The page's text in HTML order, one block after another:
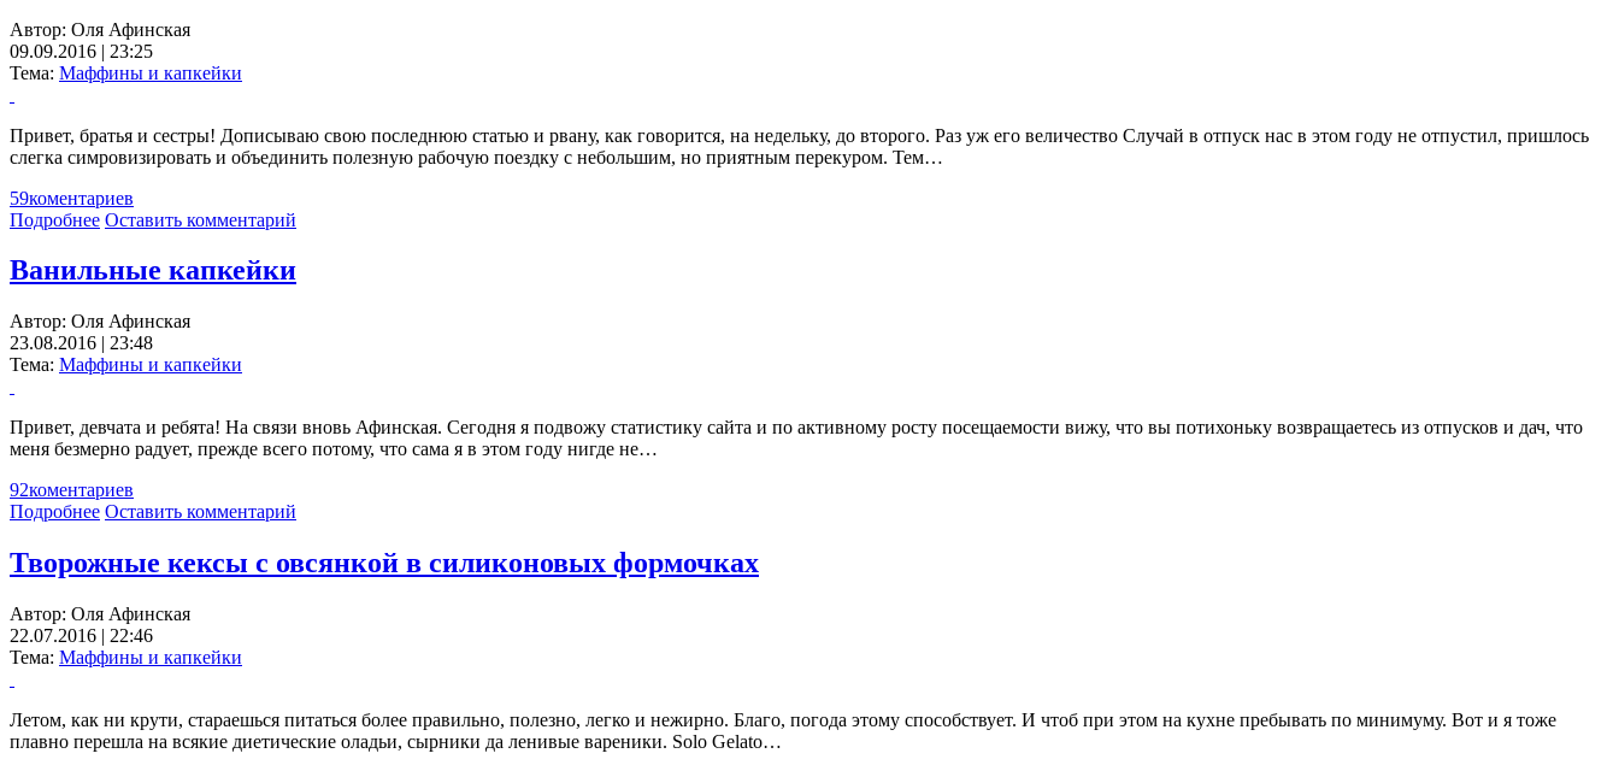
Автор: Оля Афинская
09.09.2016 | 23:25
Тема: Маффины и капкейки
Привет, братья и сестры! Дописываю свою последнюю статью и рвану, как говорится, на недельку, до второго. Раз уж его величество Случай в отпуск нас в этом году не отпустил, пришлось
слегка симровизировать и объединить полезную рабочую поездку с небольшим, но приятным перекуром. Тем…
59коментариев
Подробнее Оставить комментарий
Ванильные капкейки
Автор: Оля Афинская
23.08.2016 | 23:48
Тема: Маффины и капкейки
Привет, девчата и ребята! На связи вновь Афинская. Сегодня я подвожу статистику сайта и по активному росту посещаемости вижу, что вы потихоньку возвращаетесь из отпусков и дач, что
меня безмерно радует, прежде всего потому, что сама я в этом году нигде не…
92коментариев
Подробнее Оставить комментарий
Творожные кексы с овсянкой в силиконовых формочках
Автор: Оля Афинская
22.07.2016 | 22:46
Тема: Маффины и капкейки
Летом, как ни крути, стараешься питаться более правильно, полезно, легко и нежирно. Благо, погода этому способствует. И чтоб при этом на кухне пребывать по минимуму. Вот и я тоже
плавно перешла на всякие диетические оладьи, сырники да ленивые вареники. Solo Gelato…